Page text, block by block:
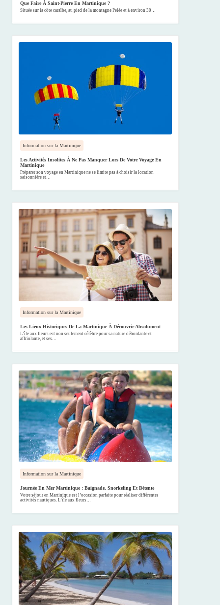
Que Faire À Saint-Pierre En Martinique ?
Située sur la côte caraïbe, au pied de la montagne Pelée et à environ 30…
Information sur la Martinique
Les Activités Insolites À Ne Pas Manquer Lors De Votre Voyage En
Martinique
Préparer son voyage en Martinique ne se limite pas à choisir la location
saisonnière et…
Information sur la Martinique
Les Lieux Historiques De La Martinique À Découvrir Absolument
L’île aux fleurs est non seulement célèbre pour sa nature débordante et
affriolante, et ses…
Information sur la Martinique
Journée En Mer Martinique : Baignade, Snorkeling Et Détente
Votre séjour en Martinique est l’occasion parfaite pour réaliser différentes
activités nautiques. L’île aux fleurs…